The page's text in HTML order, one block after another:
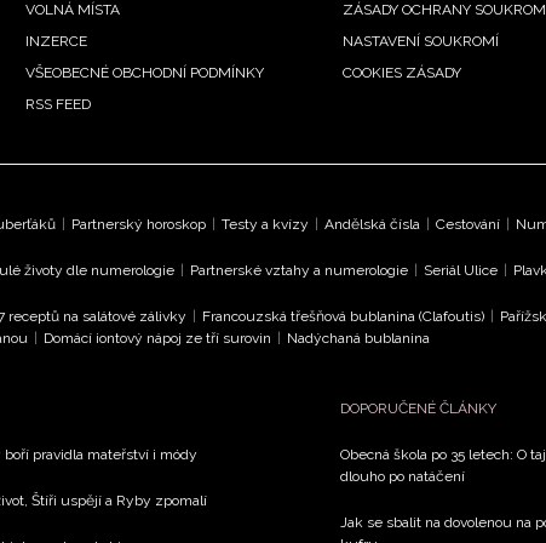
VOLNÁ MÍSTA
INZERCE
VŠEOBECNÉ OBCHODNÍ PODMÍNKY
RSS FEED
ZÁSADY OCHRANY
NASTAVENÍ SOUKROMÍ
COOKIES ZÁSADY
| Partnerský horoskop | Testy a kvízy | Andělská čísla | Cestování |
životy dle numerologie | Partnerské vztahy a numerologie | Seriál Ulice |
receptů na salátové zálivky | Francouzská třešňová bublanina (Clafoutis) |
| Domácí iontový nápoj ze tří surovin | Nadýchaná bublanina
pravidla mateřství i módy
Štíři uspějí a Ryby zpomalí
DOPORUČENÉ ČLÁNKY
Obecná škola po 35 letech: O
dlouho po natáčení
Jak se sbalit na dovolenou na